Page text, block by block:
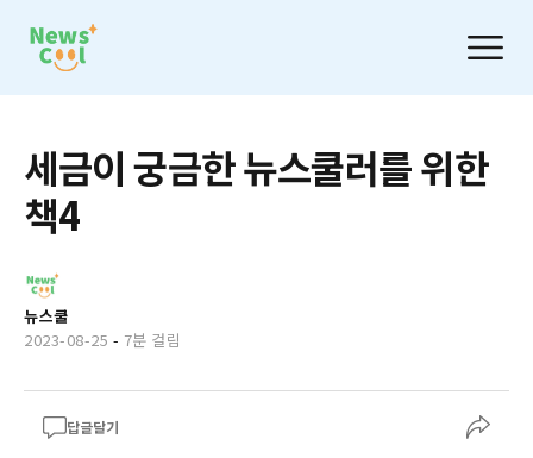
세금이 궁금한 뉴스쿨러를 위한
책4
뉴스쿨
2023-08-25 - 7분 걸림
답글달기